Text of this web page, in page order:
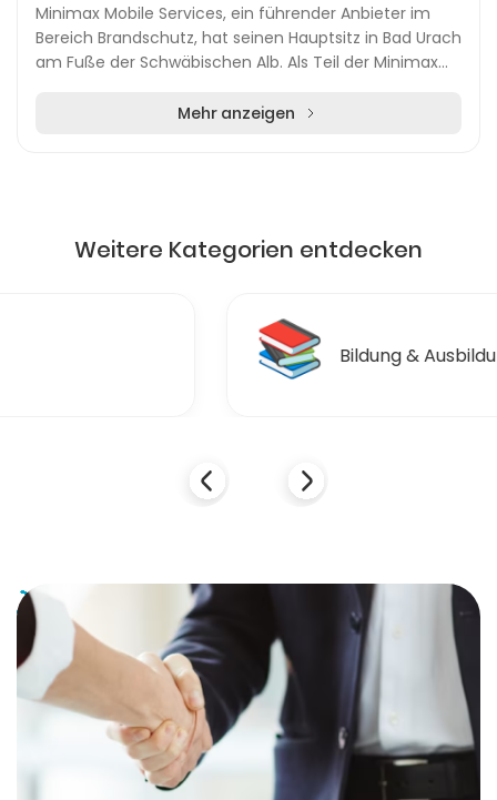
Minimax Mobile Services, ein führender Anbieter im
Bereich Brandschutz, hat seinen Hauptsitz in Bad Urach
am Fuße der Schwäbischen Alb. Als Teil der Minimax
Mehr anzeigen
Weitere Kategorien entdecken
Bildung & Ausbildungen